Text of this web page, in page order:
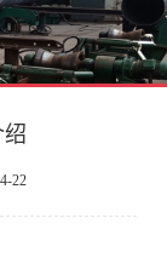
22